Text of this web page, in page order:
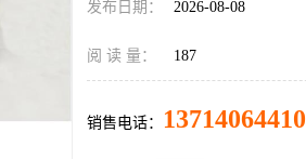
发布日期： 2026-08-08
阅 读 量： 187
销售电话： 13714064410